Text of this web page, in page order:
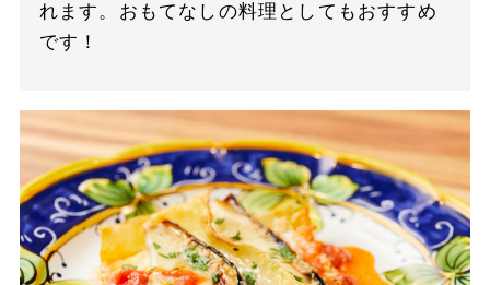
れます。おもてなしの料理としてもおすすめ
です！